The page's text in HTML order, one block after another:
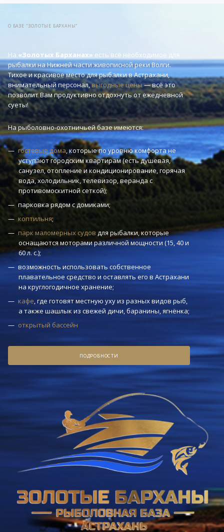
через бесплатныйWhatsApp-чатв правом нижнем углу нашего сайта,
О БАЗЕ "ЗОЛОТЫЕ БАРХАНЫ"
На «Золотых Барханах» есть всё необходимое для
рыбалки на Нижней части живописной реки Волги.
Тихое и красивое место для рыбалки в Астрахани,
внимательный персонал,выгодные цены— всё это
позволит Вам продуктивно отдохнуть от ежедневной
суеты!
На рыболовно-охотничьей базе имеются:
гостевые дома, которые по уровню комфорта не
уступают городским квартирам (есть душевая,
санузел, отопление и кондиционирование, горячая
вода, холодильник, телевизор, веранда с
противомоскитной сеткой);
парковка рядом с домиками;
коптильня;
парк маломерных судов для рыбалки, которые
оснащаются моторами различной мощности (15, 40 и
60 л. с.);
возможность использовать собственное
плавательное средство и оставлять его в Астрахани
на круглогодичное хранение;
кафе, где готовят местную уху из разных видов рыб,
а также шашлык из свежей дичи, баранины, ягнёнка;
открытый бассейн
ПОДРОБНОСТИ